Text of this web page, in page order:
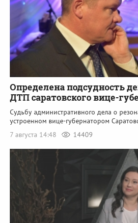
Определена подсудность
ДТП саратовского вице-
Судьбу административного дела о
устроенном вице-губернатором
7 августа 14:48
14409